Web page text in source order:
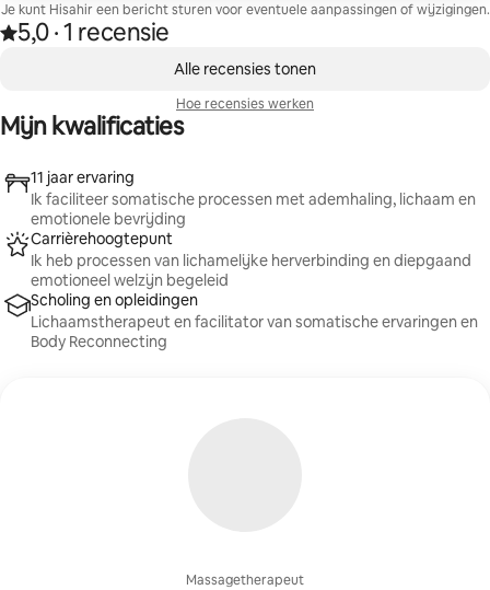
Je kunt Hisahir een bericht sturen voor eventuele aanpassingen of wijzigingen.
Beoordeeld met 5,0 van vijf sterren, van 1 recensie
5,0
, ·1 recensie
0 van 0 items weergegeven
Alle recensies tonen
Hoe recensies werken
Mijn kwalificaties
Massagetherapeut
11 jaar ervaring
Ik faciliteer somatische processen met ademhaling, lichaam en
emotionele bevrijding
Carrièrehoogtepunt
Ik heb processen van lichamelijke herverbinding en diepgaand
emotioneel welzijn begeleid
Scholing en opleidingen
Lichaamstherapeut en facilitator van somatische ervaringen en
Body Reconnecting